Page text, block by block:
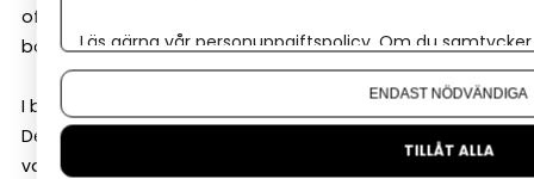
ofta också på dig som ägare (för lån kan de kräva
borgen och andra säkerheter).
I båda fallen gör banken en riskbedömning.
Det är normalt – och inget personligt. Därför kan det
vara smart att jämföra fler banker, för att få fler
Läs gärna vår personuppgiftspolicy. Om du
Om du vill ändra ditt val i efterhand hittar du den
ENDAST NÖDVÄNDIGA
TILLÅT ALLA